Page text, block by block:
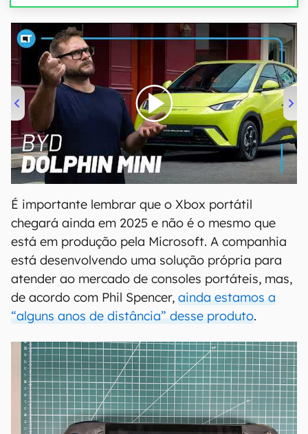
00:00/04:07
É importante lembrar que o Xbox portátil
chegará ainda em 2025 e não é o mesmo que
está em produção pela Microsoft. A companhia
está desenvolvendo uma solução própria para
atender ao mercado de consoles portáteis, mas,
de acordo com Phil Spencer, ainda estamos a
“alguns anos de distância” desse produto.